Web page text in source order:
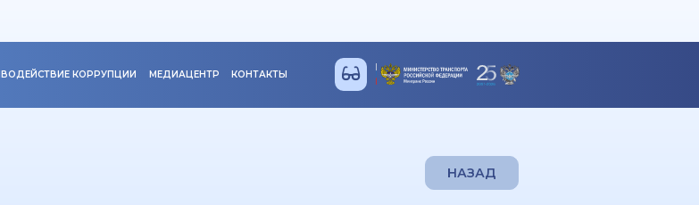
КОРРУПЦИИ МЕДИАЦЕНТР КОНТАКТЫ
НАЗАД